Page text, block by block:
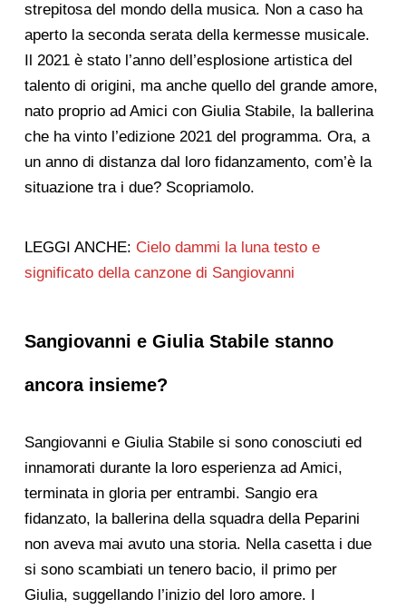
strepitosa del mondo della musica. Non a caso ha
aperto la seconda serata della kermesse musicale.
Il 2021 è stato l’anno dell’esplosione artistica del
talento di origini, ma anche quello del grande amore,
nato proprio ad Amici con Giulia Stabile, la ballerina
che ha vinto l’edizione 2021 del programma. Ora, a
un anno di distanza dal loro fidanzamento, com’è la
situazione tra i due? Scopriamolo.
LEGGI ANCHE: Cielo dammi la luna testo e
significato della canzone di Sangiovanni
Sangiovanni e Giulia Stabile stanno
ancora insieme?
Sangiovanni e Giulia Stabile si sono conosciuti ed
innamorati durante la loro esperienza ad Amici,
terminata in gloria per entrambi. Sangio era
fidanzato, la ballerina della squadra della Peparini
non aveva mai avuto una storia. Nella casetta i due
si sono scambiati un tenero bacio, il primo per
Giulia, suggellando l’inizio del loro amore. I